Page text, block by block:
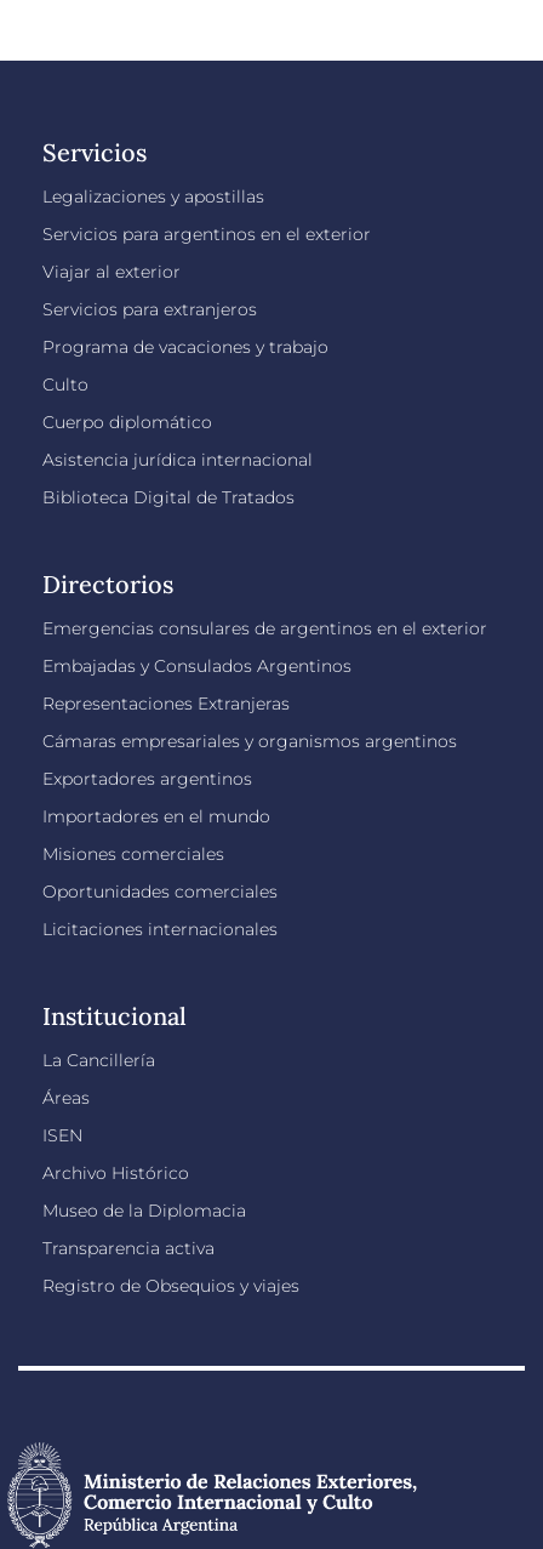
Servicios
Legalizaciones y apostillas
Servicios para argentinos en el exterior
Viajar al exterior
Servicios para extranjeros
Programa de vacaciones y trabajo
Culto
Cuerpo diplomático
Asistencia jurídica internacional
Biblioteca Digital de Tratados
Directorios
Emergencias consulares de argentinos en el exterior
Embajadas y Consulados Argentinos
Representaciones Extranjeras
Cámaras empresariales y organismos argentinos
Exportadores argentinos
Importadores en el mundo
Misiones comerciales
Oportunidades comerciales
Licitaciones internacionales
Institucional
La Cancillería
Áreas
ISEN
Archivo Histórico
Museo de la Diplomacia
Transparencia activa
Registro de Obsequios y viajes